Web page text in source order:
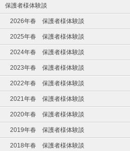
保護者様体験談
2026年春 保護者様体験談
2025年春 保護者様体験談
2024年春 保護者様体験談
2023年春 保護者様体験談
2022年春 保護者様体験談
2021年春 保護者様体験談
2020年春 保護者様体験談
2019年春 保護者様体験談
2018年春 保護者様体験談